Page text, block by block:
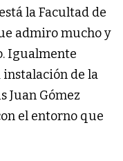
la Facultad de
admiro mucho y
Igualmente
instalación de la
Juan Gómez
el entorno que